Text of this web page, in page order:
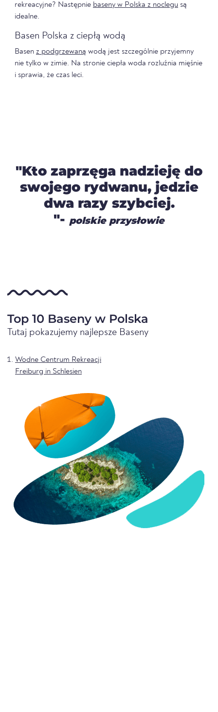
rekreacyjne? Następnie baseny w Polska z noclegu są
idealne.
Basen Polska z ciepłą wodą
Basen z podgrzewaną wodą jest szczególnie przyjemny
nie tylko w zimie. Na stronie ciepła woda rozluźnia mięśnie
i sprawia, że czas leci.
"Kto zaprzęga nadzieję do
swojego rydwanu, jedzie
dwa razy szybciej.
"- polskie przysłowie
Top 10 Baseny w Polska
Tutaj pokazujemy najlepsze Baseny
Wodne Centrum Rekreacji
Freiburg in Schlesien